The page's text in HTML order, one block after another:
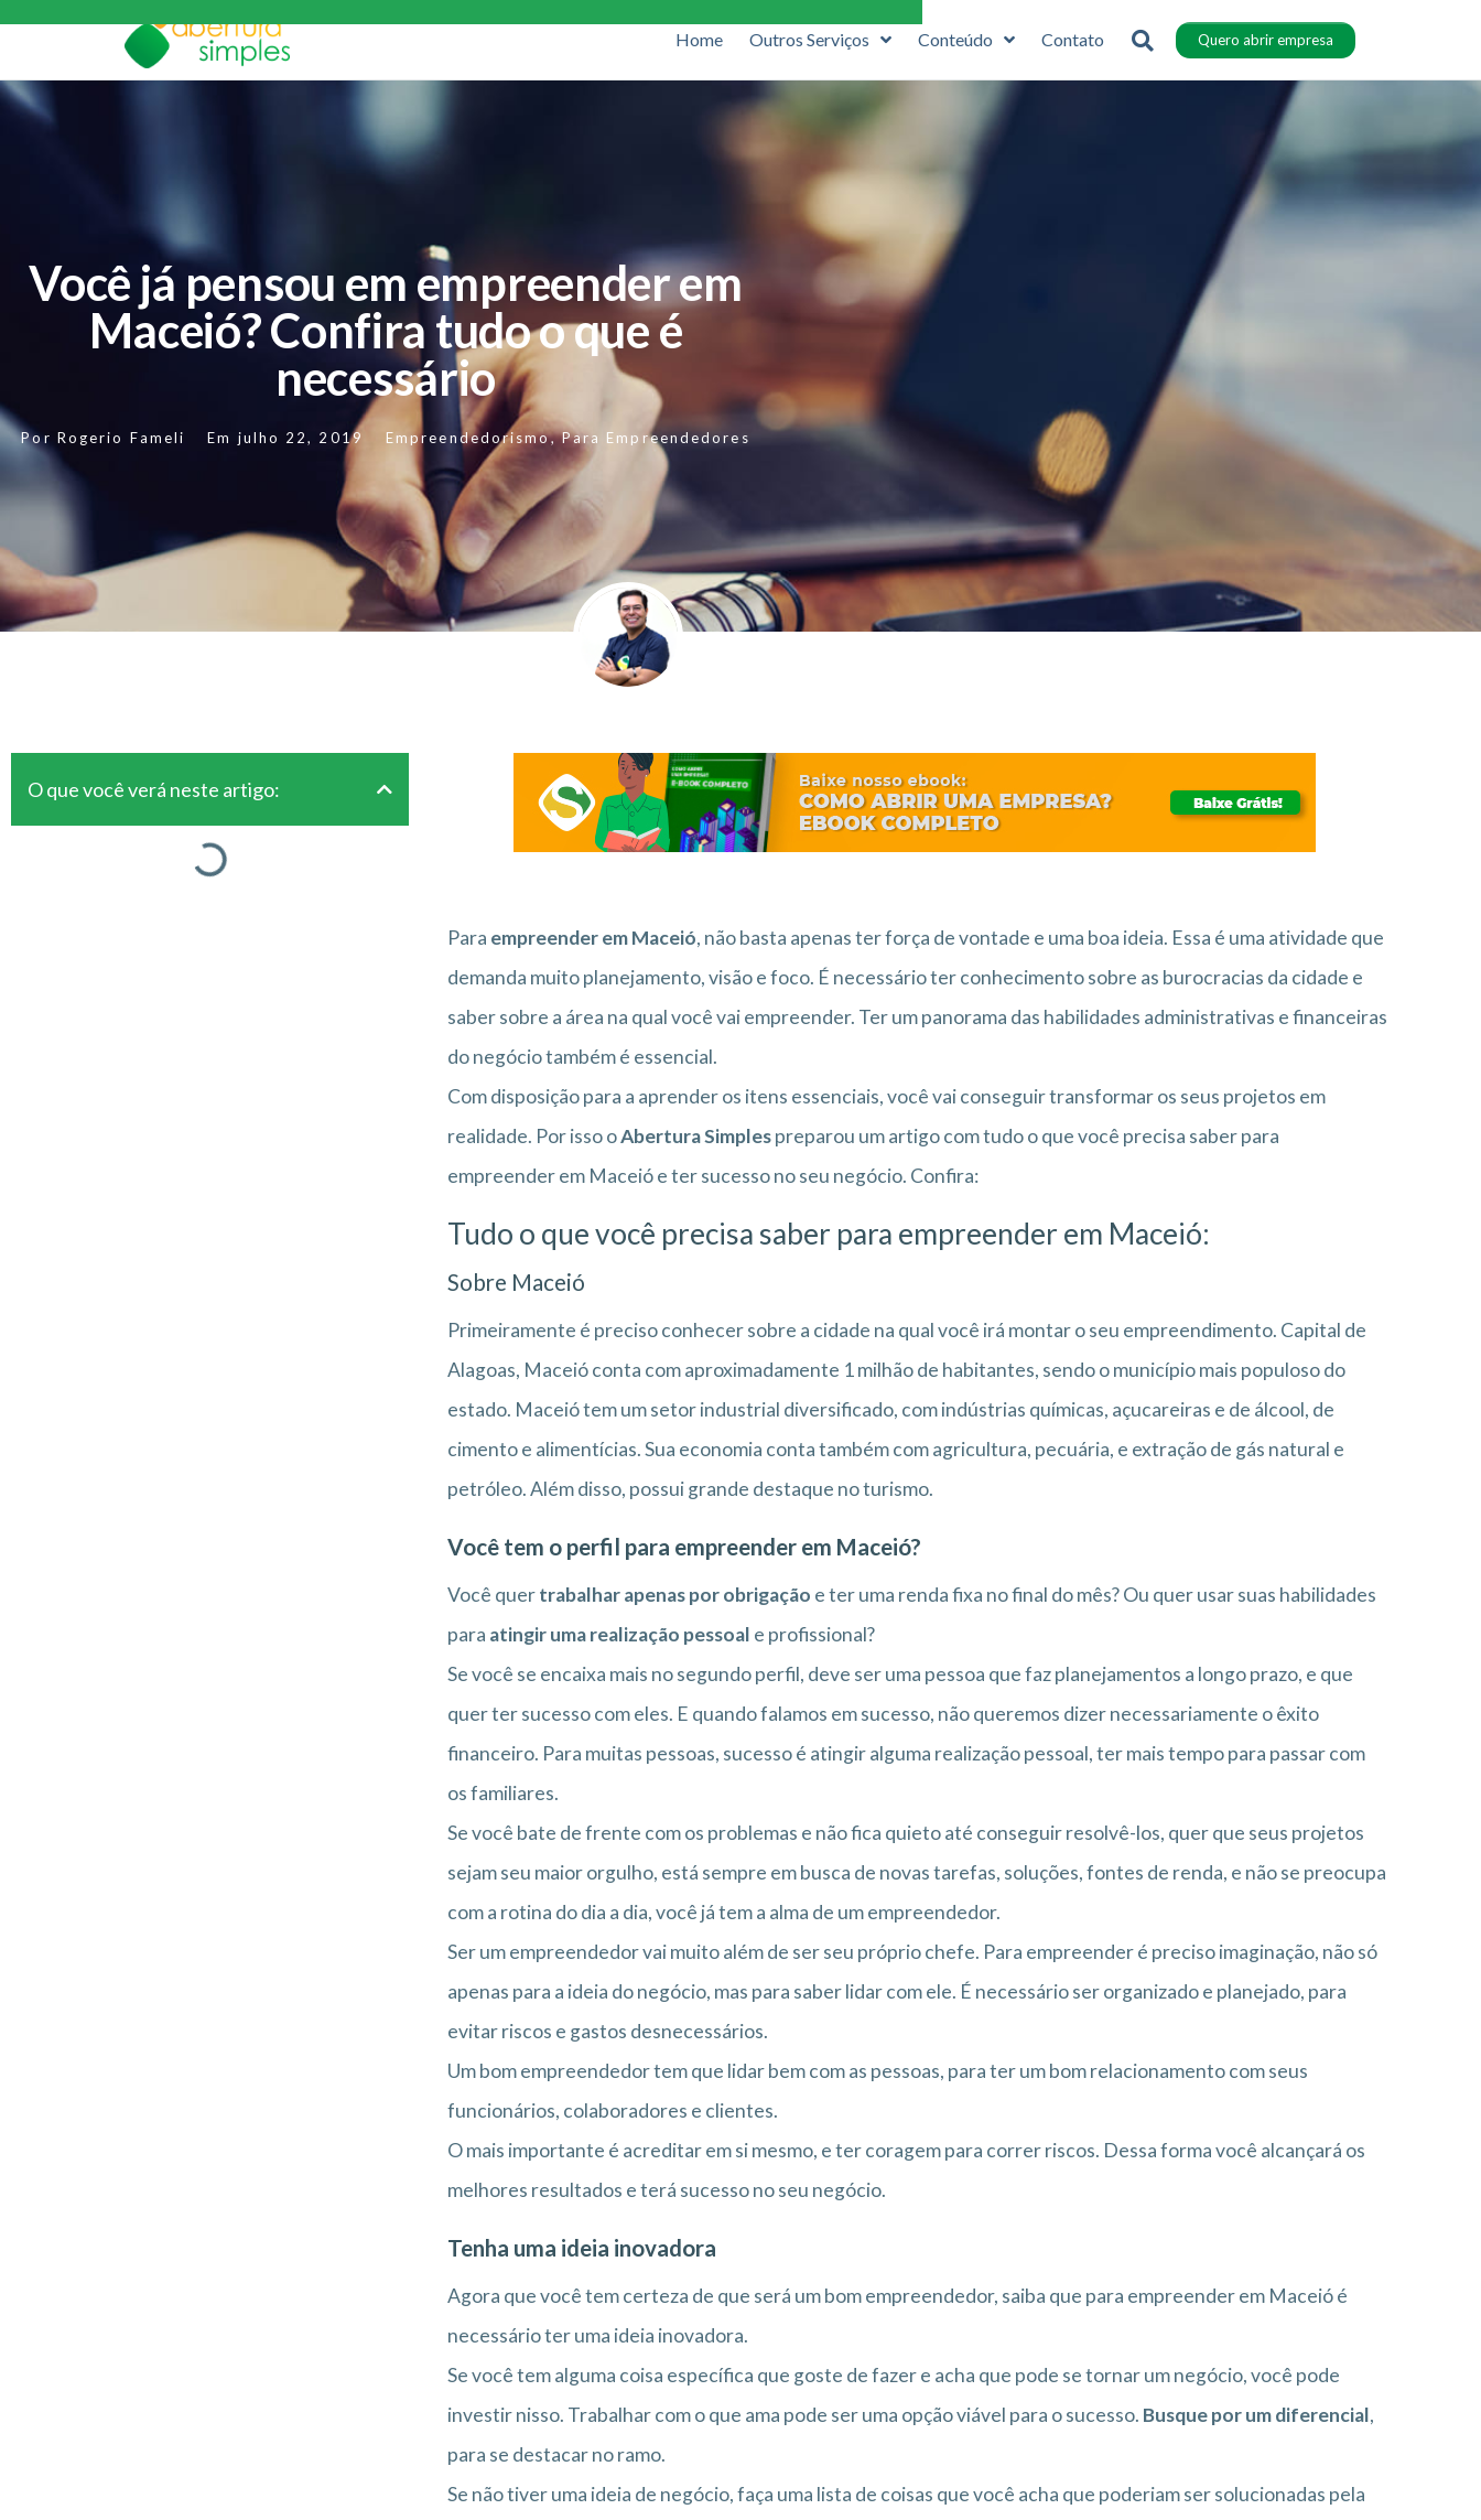
Home Outros Serviços Conteúdo Contato Quero abrir empresa
Você já pensou em empreender em
Maceió? Confira tudo o que é
necessário
Por Rogerio Fameli Em julho 22, 2019 Empreendedorismo,Para Empreendedores
O que você verá neste artigo:
Para empreender em Maceió, não basta apenas ter força de vontade e uma boa ideia. Essa é uma atividade que
demanda muito planejamento, visão e foco. É necessário ter conhecimento sobre as burocracias da cidade e
saber sobre a área na qual você vai empreender. Ter um panorama das habilidades administrativas e financeiras
do negócio também é essencial.
Com disposição para a aprender os itens essenciais, você vai conseguir transformar os seus projetos em
realidade. Por isso oAbertura Simplespreparou um artigo com tudo o que você precisa saber para
empreender em Maceió e ter sucesso no seu negócio. Confira:
Tudo o que você precisa saber para empreender em Maceió:
Sobre Maceió
Primeiramente é preciso conhecer sobre a cidade na qual você irá montar o seu empreendimento. Capital de
Alagoas, Maceió conta com aproximadamente 1 milhão de habitantes, sendo o município mais populoso do
estado. Maceió tem um setor industrial diversificado, com indústrias químicas, açucareiras e de álcool, de
cimento e alimentícias. Sua economia conta também com agricultura, pecuária, e extração de gás natural e
petróleo. Além disso, possui grande destaque no turismo.
Você tem o perfil para empreender em Maceió?
Você quertrabalhar apenas por obrigação e ter uma renda fixa no final do mês? Ou quer usar suas habilidades
para atingir uma realização pessoal e profissional?
Se você se encaixa mais no segundo perfil, deve ser uma pessoa que faz planejamentos a longo prazo, e que
quer ter sucesso com eles. E quando falamos em sucesso, não queremos dizer necessariamente o êxito
financeiro. Para muitas pessoas, sucesso é atingir alguma realização pessoal, ter mais tempo para passar com
os familiares.
Se você bate de frente com os problemas e não fica quieto até conseguir resolvê-los, quer que seus projetos
sejam seu maior orgulho, está sempre em busca de novas tarefas, soluções, fontes de renda, e não se preocupa
com a rotina do dia a dia, você já tem a alma de um empreendedor.
Ser um empreendedor vai muito além de ser seu próprio chefe. Para empreender é preciso imaginação, não só
apenas para a ideia do negócio, mas para saber lidar com ele. É necessário ser organizado e planejado, para
evitar riscos e gastos desnecessários.
Um bom empreendedor tem que lidar bem com as pessoas, para ter um bom relacionamento com seus
funcionários, colaboradores e clientes.
O mais importante é acreditar em si mesmo, e ter coragem para correr riscos. Dessa forma você alcançará os
melhores resultados e terá sucesso no seu negócio.
Tenha uma ideia inovadora
Agora que você tem certeza de que será um bom empreendedor, saiba que para empreender em Maceió é
necessário ter uma ideia inovadora.
Se você tem alguma coisa específica que goste de fazer e acha que pode se tornar um negócio, você pode
investir nisso. Trabalhar com o que ama pode ser uma opção viável para o sucesso. Busque por um diferencial,
para se destacar no ramo.
Se não tiver uma ideia de negócio, faça uma lista de coisas que você acha que poderiam ser solucionadas pela